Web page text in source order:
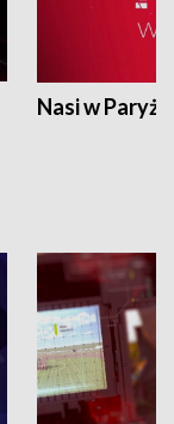
Nasi w Paryżu